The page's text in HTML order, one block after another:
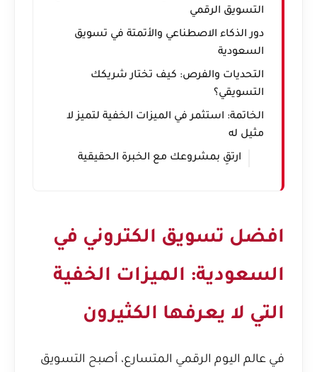
التسويق الرقمي
دور الذكاء الاصطناعي والأتمتة في تسويق
السعودية
التحديات والفرص: كيف تختار شريكك
التسويقي؟
الخاتمة: استثمر في الميزات الخفية لتميز لا
مثيل له
ارتقِ بمشروعك مع الخبرة الحقيقية
افضل تسويق الكتروني في
السعودية: الميزات الخفية
التي لا يعرفها الكثيرون
في عالم اليوم الرقمي المتسارع، أصبح التسويق